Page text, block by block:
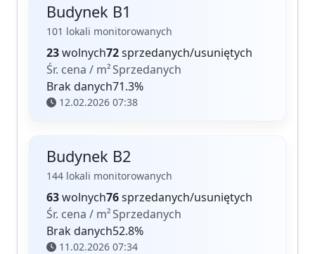
Budynek B1
101 lokali monitorowanych
23wolnych72sprzedanych/usuniętych
Śr. cena / m²
Brak danych
Sprzedanych
71.3%
12.02.2026 07:38
Budynek B2
144 lokali monitorowanych
63wolnych76sprzedanych/usuniętych
Śr. cena / m²
Brak danych
Sprzedanych
52.8%
11.02.2026 07:34